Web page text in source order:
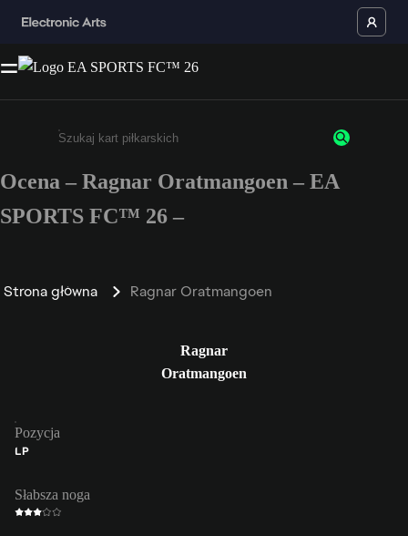
Wpisz co najmniej 3 znaki lub cyfry.
Ocena – Ragnar Oratmangoen – EA
SPORTS FC™ 26 –
Strona główna Ragnar Oratmangoen
Ragnar
Oratmangoen
Pozycja
LP
Słabsza noga